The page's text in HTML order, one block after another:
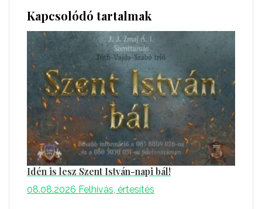
Kapcsolódó tartalmak
Idén is lesz Szent István-napi bál!
08.08.2026 Felhívás, értesítés